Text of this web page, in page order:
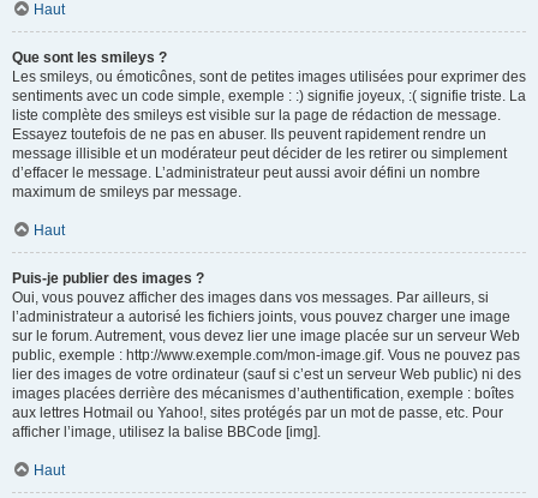
Haut
Que sont les smileys ?
Les smileys, ou émoticônes, sont de petites images utilisées pour exprimer des
sentiments avec un code simple, exemple : :) signifie joyeux, :( signifie triste. La
liste complète des smileys est visible sur la page de rédaction de message.
Essayez toutefois de ne pas en abuser. Ils peuvent rapidement rendre un
message illisible et un modérateur peut décider de les retirer ou simplement
d’effacer le message. L’administrateur peut aussi avoir défini un nombre
maximum de smileys par message.
Haut
Puis-je publier des images ?
Oui, vous pouvez afficher des images dans vos messages. Par ailleurs, si
l’administrateur a autorisé les fichiers joints, vous pouvez charger une image
sur le forum. Autrement, vous devez lier une image placée sur un serveur Web
public, exemple : http://www.exemple.com/mon-image.gif. Vous ne pouvez pas
lier des images de votre ordinateur (sauf si c’est un serveur Web public) ni des
images placées derrière des mécanismes d’authentification, exemple : boîtes
aux lettres Hotmail ou Yahoo!, sites protégés par un mot de passe, etc. Pour
afficher l’image, utilisez la balise BBCode [img].
Haut